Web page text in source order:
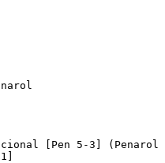
[Pen 5-3] (Penarol